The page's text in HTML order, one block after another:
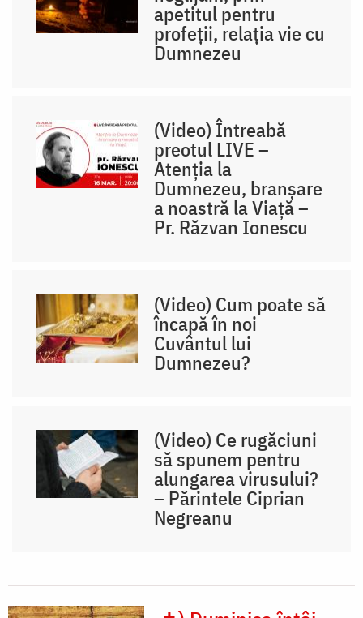
apetitul pentru
profeții, relația vie cu
Dumnezeu
(Video) Întreabă
preotul LIVE –
Atenția la
Dumnezeu, branșare
a noastră la Viață –
Pr. Răzvan Ionescu
(Video) Cum poate să
încapă în noi
Cuvântul lui
Dumnezeu?
(Video) Ce rugăciuni
să spunem pentru
alungarea virusului?
– Părintele Ciprian
Negreanu